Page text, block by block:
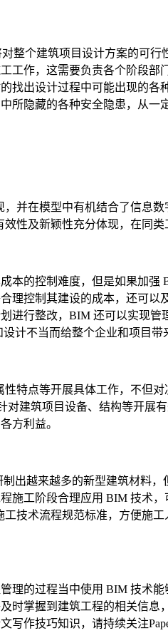
整个建筑项目设计方案的可行
作，这需要负责各个阶段部
找出设计过程中可能出现的
隐藏的各种安全隐患，从
并在模型中有机结合了信息
性及新颖性充分体现，在同类
本的控制难度，但是如果加
控制其建设的成本，还可以
进行整改，BIM 还可以实现
计不当而给整个企业和项目带
特点等开展具体工作，不但
建筑项目设备、结构等开展
方利益。
出越来越多的新型建筑材料
工阶段合理应用 BIM 技术
技术流程规范标准，方便施
理的过程当中使用 BIM 技术
掌握到建筑工程的相关信息
写作技巧知识，请持续关注